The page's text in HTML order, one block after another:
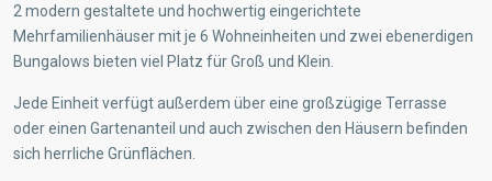
2 modern gestaltete und hochwertig eingerichtete
Mehrfamilienhäuser mit je 6 Wohneinheiten und zwei ebenerdigen
Bungalows bieten viel Platz für Groß und Klein.
Jede Einheit verfügt außerdem über eine großzügige Terrasse
oder einen Gartenanteil und auch zwischen den Häusern befinden
sich herrliche Grünflächen.